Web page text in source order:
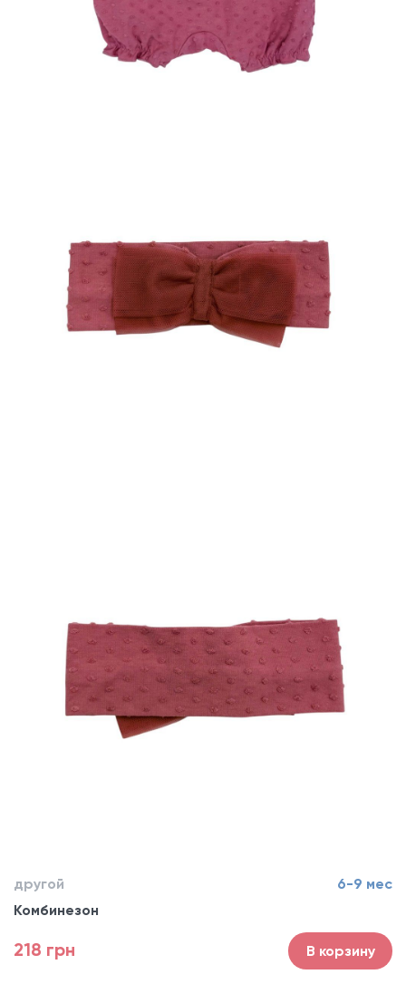
другой
6-9 мес
Комбинезон
218 грн В корзину